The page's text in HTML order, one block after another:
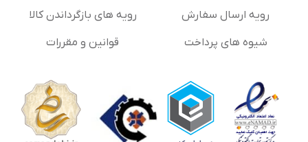
رویه ارسال سفارش
شیوه های پرداخت
رویه های بازگرداندن کالا
قوانین و مقررات